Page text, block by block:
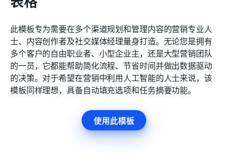
此模板专为需要在多个渠道规划和管理内容的营销专业人
士、内容创作者及社交媒体经理量身打造。无论您是拥有
多个客户的自由职业者、小型企业主，还是大型营销团队
的一员，它都能帮助简化流程、节省时间并做出数据驱动
的决策。对于希望在营销中利用人工智能的人士来说，该
模板同样理想，具备自动填充选项和任务摘要功能。
使用此模板